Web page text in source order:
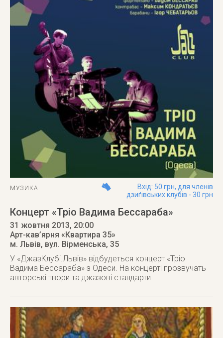
МУЗИКА
Вхід: 50 грн, для членів
дзиґівських клубів - 30 грн
Концерт «Тріо Вадима Бессараба»
31 жовтня 2013, 20:00
Арт-кав’ярня «Квартира 35»
м. Львів, вул. Вірменська, 35
У «ДжазКлубі.Львів» відбудеться концерт «Тріо
Вадима Бессараба» з Одеси. На концерті прозвучать
авторські твори та джазові стандарти